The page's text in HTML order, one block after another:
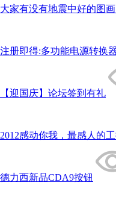
大家有没有地震中好的图
注册即得:多功能电源转换
【迎国庆】论坛签到有礼
2012感动你我，最感人的
德力西新品CDA9按钮